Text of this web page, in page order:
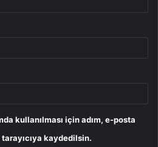
kullanılması için adım, e-posta
kaydedilsin.